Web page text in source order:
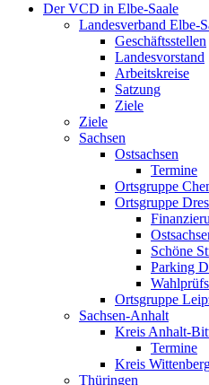
Der VCD in Elbe-Saale
Landesverband Elbe-
Geschäftsstellen
Landesvorstand
Arbeitskreise
Satzung
Ziele
Ziele
Sachsen
Ostsachsen
Termine
Ortsgruppe
Ortsgruppe
Schöne
Parking
Ortsgruppe
Sachsen-Anhalt
Kreis Anhalt-
Termine
Kreis
Thüringen